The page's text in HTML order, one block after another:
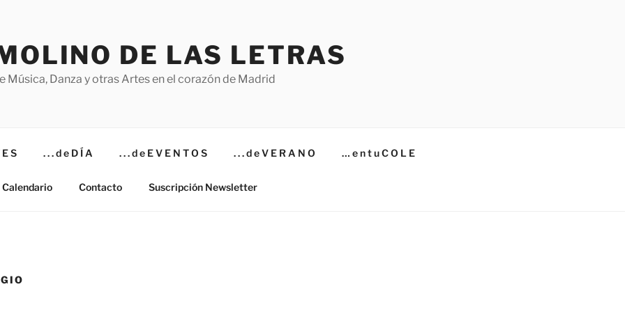
DE LAS LETRAS
Música, Danza y otras Artes en el corazón de Madrid
S . . . d e D Í A . . . d e E V E N T O S . . . d e V E R A N O … e n t u C O L E
Calendario Contacto Suscripción Newsletter